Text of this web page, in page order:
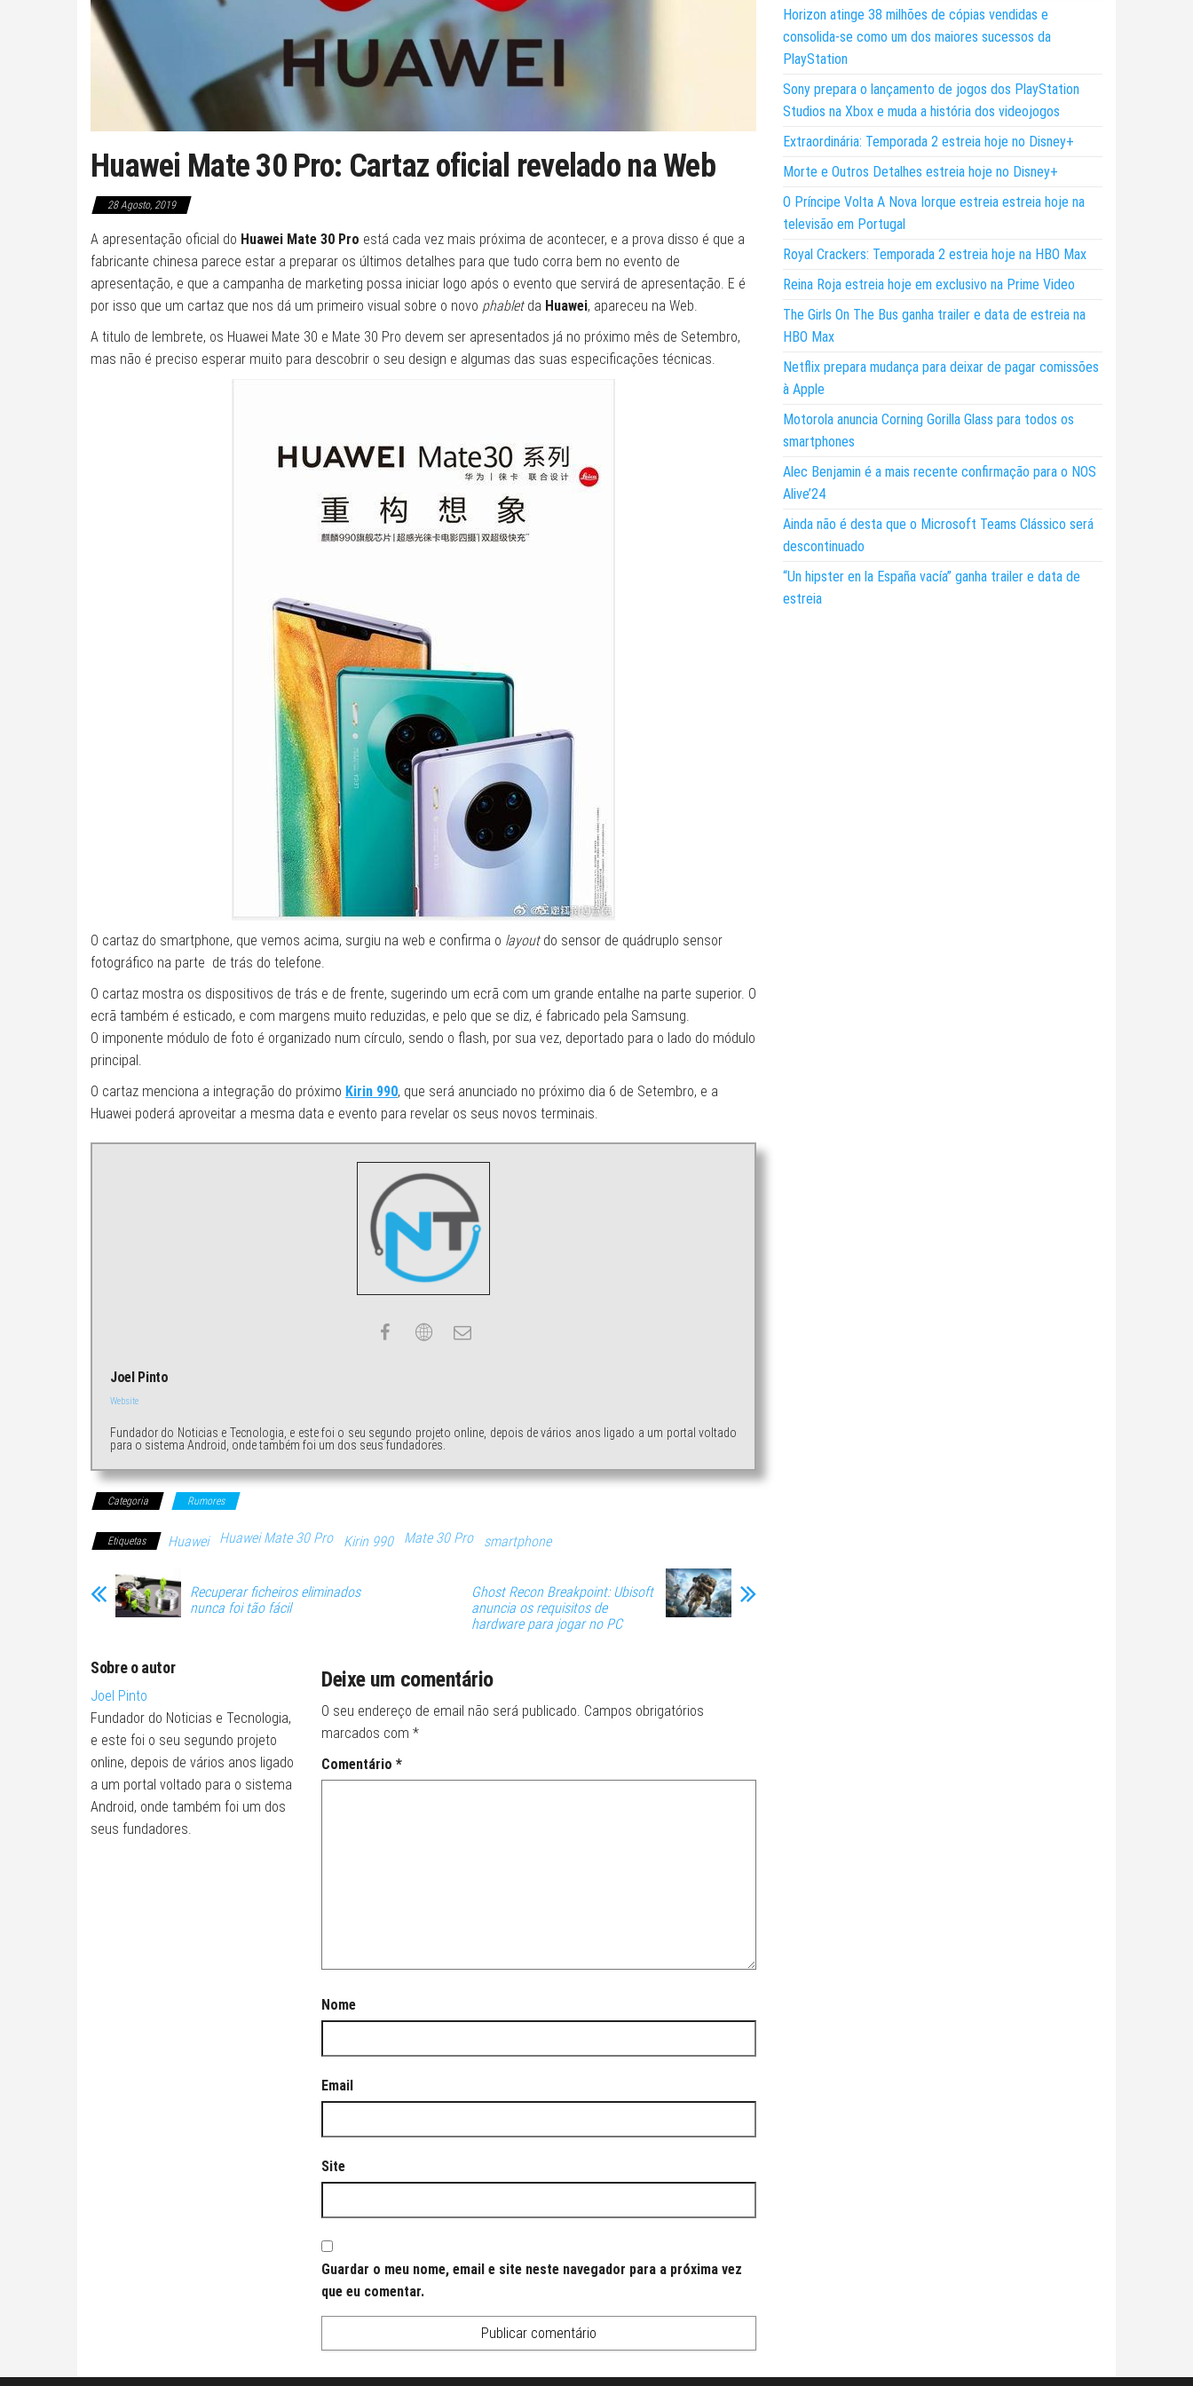
Huawei Mate 30 Pro: Cartaz oficial revelado na Web
28 Agosto, 2019
A apresentação oficial do Huawei Mate 30 Pro está cada vez mais próxima de acontecer, e a prova disso é que a
fabricante chinesa parece estar a preparar os últimos detalhes para que tudo corra bem no evento de
apresentação, e que a campanha de marketing possa iniciar logo após o evento que servirá de apresentação. E é
por isso que um cartaz que nos dá um primeiro visual sobre o novo phabletda Huawei, apareceu na Web.
A titulo de lembrete, os Huawei Mate 30 e Mate 30 Pro devem ser apresentados já no próximo mês de Setembro,
mas não é preciso esperar muito para descobrir o seu design e algumas das suas especificações técnicas.
O cartaz do smartphone, que vemos acima, surgiu na web e confirma o layoutdo sensor de quádruplo sensor
fotográfico na parte de trás do telefone.
O cartaz mostra os dispositivos de trás e de frente, sugerindo um ecrã com um grande entalhe na parte superior. O
ecrã também é esticado, e com margens muito reduzidas, e pelo que se diz, é fabricado pela Samsung.
O imponente módulo de foto é organizado num círculo, sendo o flash, por sua vez, deportado para o lado do módulo
principal.
O cartaz menciona a integração do próximo Kirin 990, que será anunciado no próximo dia 6 de Setembro, e a
Huawei poderá aproveitar a mesma data e evento para revelar os seus novos terminais.
Joel Pinto
Website
Fundador do Noticias e Tecnologia, e este foi o seu segundo projeto online, depois de vários anos ligado a um portal voltado
para o sistema Android, onde também foi um dos seus fundadores.
Categoria Rumores
Etiquetas Huawei Huawei Mate 30 Pro Kirin 990 Mate 30 Pro smartphone
Recuperar ficheiros eliminados
nunca foi tão fácil
Ghost Recon Breakpoint: Ubisoft
anuncia os requisitos de
hardware para jogar no PC
Sobre o autor
Joel Pinto
Fundador do Noticias e Tecnologia,
e este foi o seu segundo projeto
online, depois de vários anos ligado
a um portal voltado para o sistema
Android, onde também foi um dos
seus fundadores.
Deixe um comentário
O seu endereço de email não será publicado. Campos obrigatórios
marcados com *
Comentário *
Nome
Email
Site
Guardar o meu nome, email e site neste navegador para a próxima vez
que eu comentar.
Horizon atinge 38 milhões de cópias vendidas e
consolida-se como um dos maiores sucessos da
PlayStation
Sony prepara o lançamento de jogos dos PlayStation
Studios na Xbox e muda a história dos videojogos
Extraordinária: Temporada 2 estreia hoje no Disney+
Morte e Outros Detalhes estreia hoje no Disney+
O Príncipe Volta A Nova Iorque estreia estreia hoje na
televisão em Portugal
Royal Crackers: Temporada 2 estreia hoje na HBO Max
Reina Roja estreia hoje em exclusivo na Prime Video
The Girls On The Bus ganha trailer e data de estreia na
HBO Max
Netflix prepara mudança para deixar de pagar comissões
à Apple
Motorola anuncia Corning Gorilla Glass para todos os
smartphones
Alec Benjamin é a mais recente confirmação para o NOS
Alive’24
Ainda não é desta que o Microsoft Teams Clássico será
descontinuado
“Un hipster en la España vacía” ganha trailer e data de
estreia